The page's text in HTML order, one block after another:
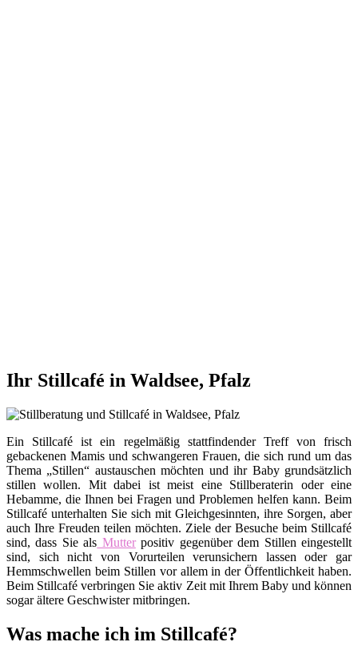
Ihr Stillcafé in Waldsee, Pfalz
Ein Stillcafé ist ein regelmäßig stattfindender Treff von frisch
gebackenen Mamis und schwangeren Frauen, die sich rund um das
Thema „Stillen“ austauschen möchten und ihr Baby grundsätzlich
stillen wollen. Mit dabei ist meist eine Stillberaterin oder eine
Hebamme, die Ihnen bei Fragen und Problemen helfen kann. Beim
Stillcafé unterhalten Sie sich mit Gleichgesinnten, ihre Sorgen, aber
auch Ihre Freuden teilen möchten. Ziele der Besuche beim Stillcafé
sind, dass Sie als Mutterpositiv gegenüber dem Stillen eingestellt
sind, sich nicht von Vorurteilen verunsichern lassen oder gar
Hemmschwellen beim Stillen vor allem in der Öffentlichkeit haben.
Beim Stillcafé verbringen Sie aktiv Zeit mit Ihrem Baby und können
sogar ältere Geschwister mitbringen.
Was mache ich im Stillcafé?